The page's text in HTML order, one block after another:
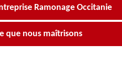
Ramonage Occitanie
que nous maîtrisons